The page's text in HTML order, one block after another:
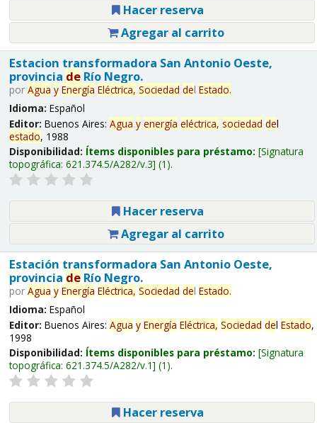
Hacer reserva
Agregar al carrito
Estacion transformadora San Antonio Oeste,
provincia deRío Negro.
por Agua y Energía Eléctrica, Sociedad del Estado.
Idioma: Español
Editor: Buenos Aires: Agua y energía eléctrica, sociedad del
estado, 1988
Disponibilidad: Ítems disponibles para préstamo: Signatura
topográfica: 621.374.5/A282/v.3 (1).
Hacer reserva
Agregar al carrito
Estación transformadora San Antonio Oeste,
provincia deRío Negro.
por Agua y Energía Eléctrica, Sociedad del Estado.
Idioma: Español
Editor: Buenos Aires: Agua y Energía Eléctrica, Sociedad del Estado,
1998
Disponibilidad: Ítems disponibles para préstamo: Signatura
topográfica: 621.374.5/A282/v.1 (1).
Hacer reserva